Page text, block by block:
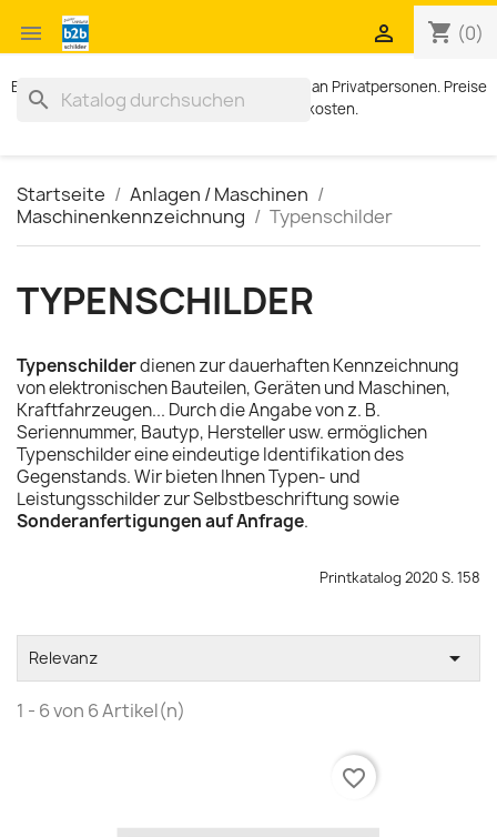
 shopping_cart (0)

Exklusiv für Geschäftskunden. Kein Verkauf an Privatpersonen. Preise
zzgl. MWST und Versandkosten.
search
Startseite
Anlagen / Maschinen
Maschinenkennzeichnung
Typenschilder
TYPENSCHILDER
Typenschilderdienen zur dauerhaften Kennzeichnung
von elektronischen Bauteilen, Geräten und Maschinen,
Kraftfahrzeugen... Durch die Angabe von z. B.
Seriennummer, Bautyp, Hersteller usw. ermöglichen
Typenschilder eine eindeutige Identifikation des
Gegenstands. Wir bieten Ihnen Typen- und
Leistungsschilder zur Selbstbeschriftung sowie
Sonderanfertigungen auf Anfrage.
Printkatalog 2020 S. 158
Relevanz 
1 - 6 von 6 Artikel(n)
favorite_border